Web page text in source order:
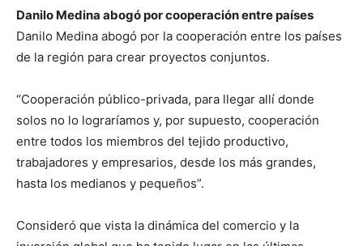
Danilo Medina abogó por cooperación entre países
Danilo Medina abogó por la cooperación entre los países
de la región para crear proyectos conjuntos.
“Cooperación público-privada, para llegar allí donde
solos no lo lograríamos y, por supuesto, cooperación
entre todos los miembros del tejido productivo,
trabajadores y empresarios, desde los más grandes,
hasta los medianos y pequeños”.
Consideró que vista la dinámica del comercio y la